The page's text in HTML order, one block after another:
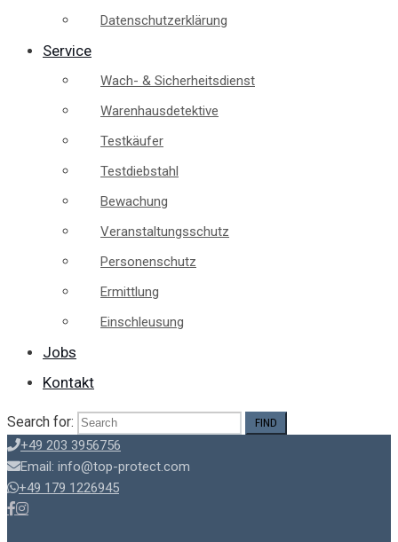
Datenschutzerklärung
Service
Wach- & Sicherheitsdienst
Warenhausdetektive
Testkäufer
Testdiebstahl
Bewachung
Veranstaltungsschutz
Personenschutz
Ermittlung
Einschleusung
Jobs
Kontakt
Search for:
+49 203 3956756
Email: info@top-protect.com
+49 179 1226945